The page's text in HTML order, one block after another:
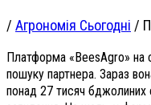
/ Агрономія Сьогодні /
Платформа «ВeesAgro» на
пошуку партнера. Зараз
понад 27 тисяч бджолиних